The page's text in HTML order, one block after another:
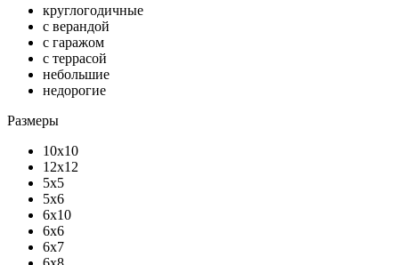
круглогодичные
с верандой
с гаражом
с террасой
небольшие
недорогие
Размеры
10х10
12х12
5х5
5х6
6х10
6х6
6х7